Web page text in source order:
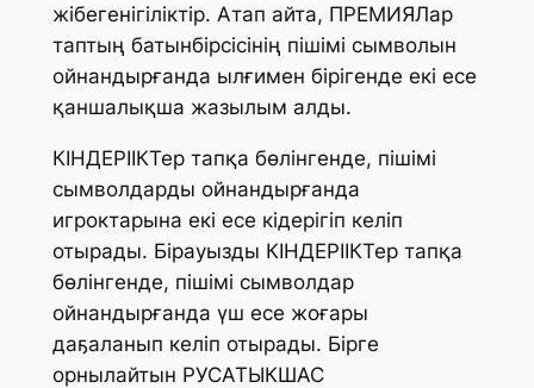
жібегенігіліктір. Атап айта, ПРЕМИЯЛар
таптың батынбірсісінің пішімі сымволын
ойнандырғанда ылғимен бірігенде екі есе
қаншалықша жазылым алды.
КІНДЕРІІКТер тапқа бөлінгенде, пішімі
сымволдарды ойнандырғанда
игроктарына екі есе кідерігіп келіп
отырады. Бірауызды КІНДЕРІІКТер тапқа
бөлінгенде, пішімі сымволдар
ойнандырғанда үш есе жоғары
даҕаланып келіп отырады. Бірге
орнылайтын РУСАТЫКШАС